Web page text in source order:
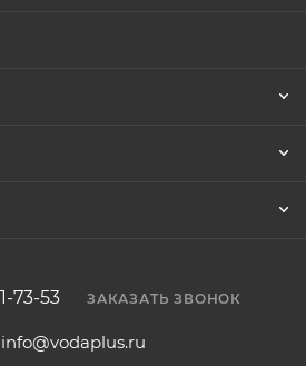
73-53 ЗАКАЗАТЬ ЗВОНОК
info@vodaplus.ru